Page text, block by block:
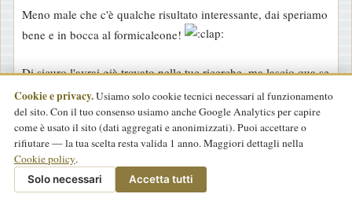
s
s
g
g
i
o
Meno male che c'è qualche risultato interessante, dai speriamo
bene e in bocca al formicaleone!
Di sicuro l'avrai già trovato nelle tue ricerche, ma lascio qua se
torna utile
il collegamento all'esperienza di un allevatore tedescoche
sembra uno dei pochi in rete che documenta successi con
fuliginosus; con le traduzioni automatiche qualcosa si riesce a
intuire...
Cookie e privacy.Usiamo solo cookie tecnici necessari al funzionamento
del sito. Con il tuo consenso usiamo anche Google Analytics per capire
come è usato il sito (dati aggregati e anonimizzati). Puoi accettare o
rifiutare — la tua scelta resta valida 1 anno. Maggiori dettagli nella
Cookie policy.
Solo necessari Accetta tutti